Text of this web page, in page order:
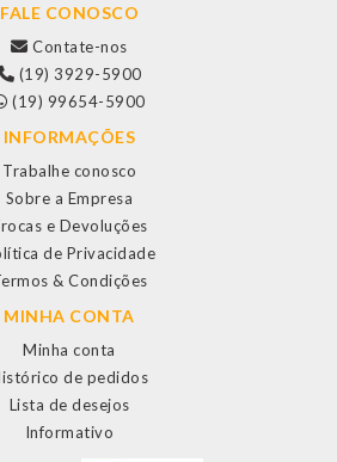
FALE CONOSCO
Contate-nos
(19) 3929-5900
(19) 99654-5900
INFORMAÇÕES
Trabalhe conosco
Sobre a Empresa
e Devoluções
de Privacidade
& Condições
MINHA CONTA
Minha conta
de pedidos
Lista de desejos
Informativo